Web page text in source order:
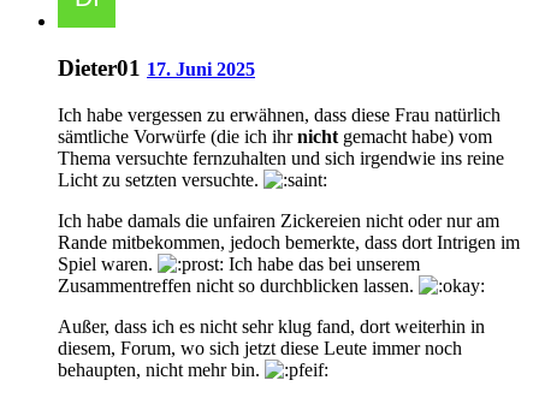
Dieter01 17. Juni 2025
Ich habe vergessen zu erwähnen, dass diese Frau natürlich
sämtliche Vorwürfe (die ich ihrnicht gemacht habe) vom
Thema versuchte fernzuhalten und sich irgendwie ins reine
Licht zu setzten versuchte.
Ich habe damals die unfairen Zickereien nicht oder nur am
Rande mitbekommen, jedoch bemerkte, dass dort Intrigen im
Spiel waren.
Ich habe das bei unserem
Zusammentreffen nicht so durchblicken lassen.
Außer, dass ich es nicht sehr klug fand, dort weiterhin in
diesem, Forum, wo sich jetzt diese Leute immer noch
behaupten, nicht mehr bin.